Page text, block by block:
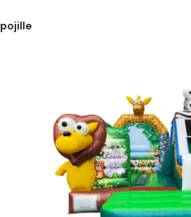
pojille